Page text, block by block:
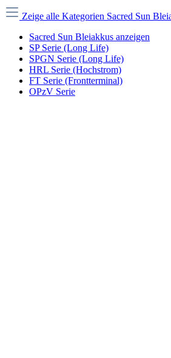
Zeige alle Kategorien Sacred Sun
Sacred Sun Bleiakkus anzeigen
SP Serie (Long Life)
SPGN Serie (Long Life)
HRL Serie (Hochstrom)
FT Serie (Frontterminal)
OPzV Serie